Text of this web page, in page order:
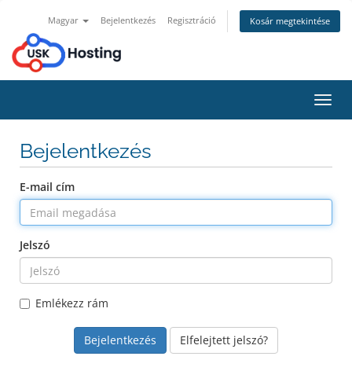
Magyar Bejelentkezés Regisztráció Kosár megtekintése
a
Bejelentkezés
E-mail cím
Jelszó
Emlékezz rám
Elfelejtett jelszó?